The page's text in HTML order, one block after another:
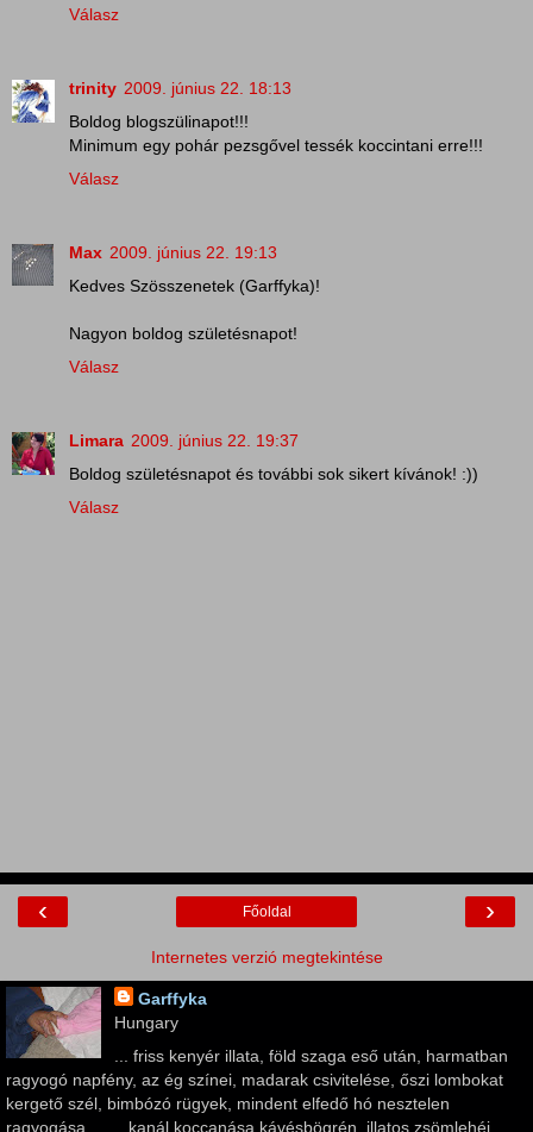
Válasz
trinity 2009. június 22. 18:13
Boldog blogszülinapot!!!
Minimum egy pohár pezsgővel tessék koccintani erre!!!
Válasz
Max 2009. június 22. 19:13
Kedves Szösszenetek (Garffyka)!
Nagyon boldog születésnapot!
Válasz
Limara 2009. június 22. 19:37
Boldog születésnapot és további sok sikert kívánok! :))
Válasz
‹ ›
Főoldal
Internetes verzió megtekintése
Garffyka
Hungary
... friss kenyér illata, föld szaga eső után, harmatban
ragyogó napfény, az ég színei, madarak csivitelése, őszi lombokat
kergető szél, bimbózó rügyek, mindent elfedő hó nesztelen
ragyogása ... ... kanál koccanása kávésbögrén, illatos zsömlehéj